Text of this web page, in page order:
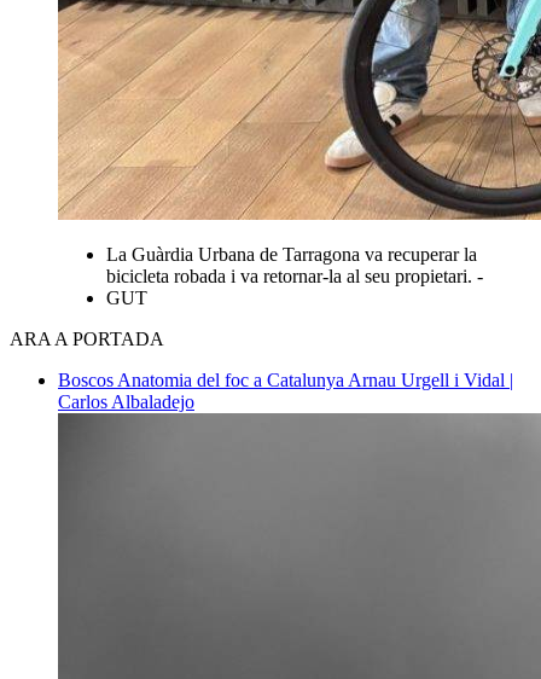
La Guàrdia Urbana de Tarragona va recuperar la
bicicleta robada i va retornar-la al seu propietari. -
GUT
ARA A PORTADA
Boscos Anatomia del foc a Catalunya Arnau Urgell i Vidal |
Carlos Albaladejo